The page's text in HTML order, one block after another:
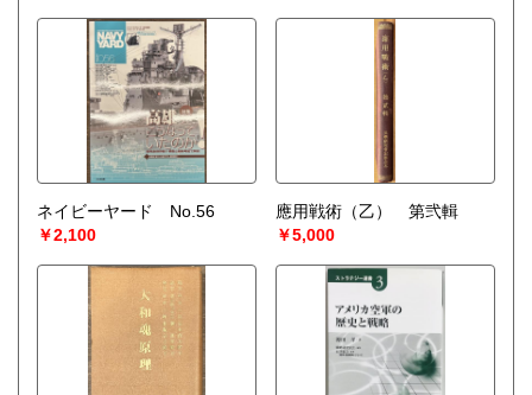
ネイビーヤード No.56
￥2,100
應用戦術（乙） 第弐輯
￥5,000